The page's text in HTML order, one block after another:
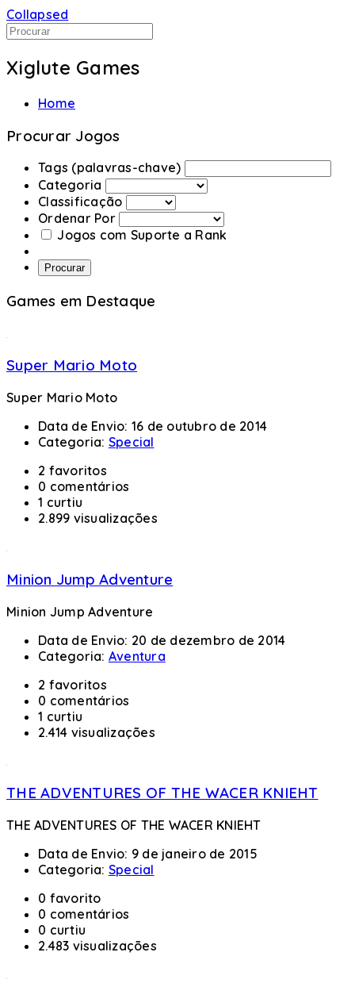
Collapsed
Xiglute Games
Home
Procurar Jogos
Tags (palavras-chave)
Categoria
Classificação
Ordenar Por
Jogos com Suporte a Rank
Procurar
Games em Destaque
Super Mario Moto
Super Mario Moto
Data de Envio: 16 de outubro de 2014
Categoria: Special
2 favoritos
0 comentários
1 curtiu
2.899 visualizações
Minion Jump Adventure
Minion Jump Adventure
Data de Envio: 20 de dezembro de 2014
Categoria: Aventura
2 favoritos
0 comentários
1 curtiu
2.414 visualizações
THE ADVENTURES OF THE WACER KNIEHT
THE ADVENTURES OF THE WACER KNIEHT
Data de Envio: 9 de janeiro de 2015
Categoria: Special
0 favorito
0 comentários
0 curtiu
2.483 visualizações